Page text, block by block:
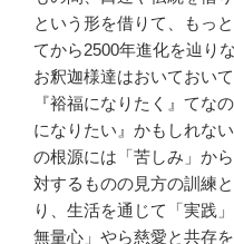
という形を借りて、もっ
てから2500年進化を辿り
お釈迦様達はおいておい
『裕福になりたく』てな
になりたい』かもしれな
の根源には「苦しみ」か
対するものの見方の訓練
り、生活を通じて「実践
無量心」やら慈愛と共存